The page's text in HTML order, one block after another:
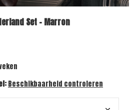
Set - Marron
Beschikbaarheid controleren